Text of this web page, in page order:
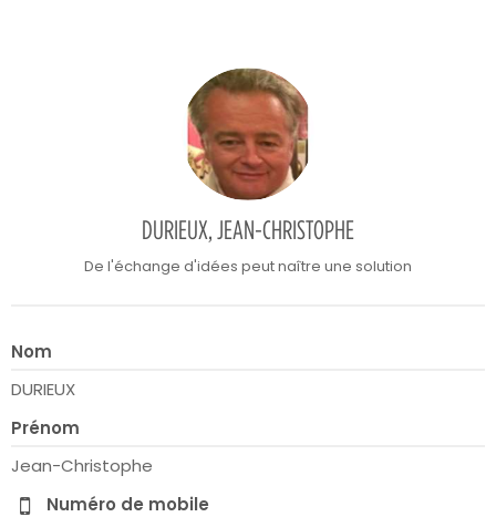
DURIEUX, JEAN-CHRISTOPHE
De l'échange d'idées peut naître une solution
Nom
DURIEUX
Prénom
Jean-Christophe
Numéro de mobile